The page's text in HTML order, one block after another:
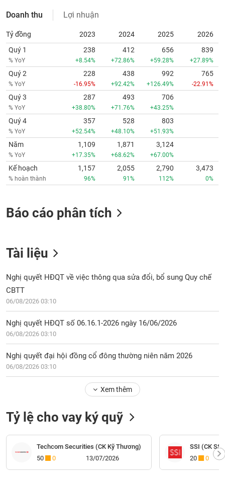
Doanh thu Lợi nhuận
Tỷ đồng 2023 2024 2025
2026
Quý 1
% YoY
238
+8.54%
412
+72.86%
656
+59.28%
839
+27.89%
Quý 2
% YoY
228
-16.95%
438
+92.42%
992
+126.49%
765
-22.91%
Quý 3
% YoY
287
+38.80%
493
+71.76%
706
+43.25%
Quý 4
% YoY
357
+52.54%
528
+48.10%
803
+51.93%
Năm
% YoY
1,109
+17.35%
1,871
+68.62%
3,124
+67.00%
Kế hoạch
% hoàn thành
1,157
96%
2,055
91%
2,790
112%
3,473
0%
Báo cáo phân tích
Tài liệu
Nghị quyết HĐQT về việc thông qua sửa đổi, bổ sung Quy chế
CBTT
06/08/2026 03:10
Nghị quyết HĐQT số 06.16.1-2026 ngày 16/06/2026
06/08/2026 03:10
Nghị quyết đại hội đồng cổ đông thường niên năm 2026
06/08/2026 03:10
Xem thêm
Tỷ lệ cho vay ký quỹ
Techcom Securities (CK Kỹ Thương)
50
0 13/07/2026
SSI (CK
20
0